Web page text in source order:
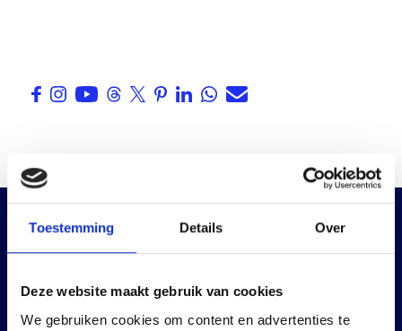
Toestemming Details Over
Deze website maakt gebruik van cookies
We gebruiken cookies om content en advertenties te